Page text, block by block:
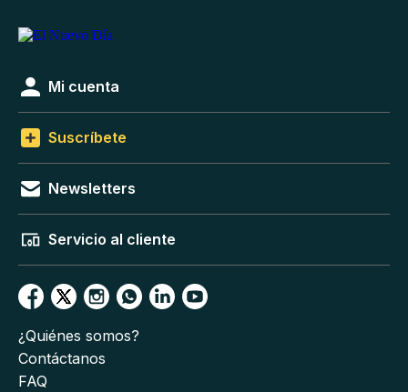
Mi cuenta
Suscríbete
Newsletters
Servicio al cliente
¿Quiénes somos?
Contáctanos
FAQ